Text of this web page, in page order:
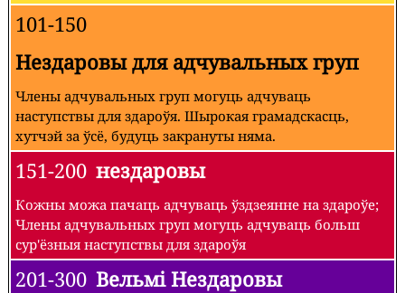
101-150
Нездаровы для адчувальных груп
Члены адчувальных груп могуць адчуваць
наступствы для здароўя. Шырокая грамадскасць,
хутчэй за ўсё, будуць закрануты няма.
151-200 нездаровы
Кожны можа пачаць адчуваць ўздзеянне на здароўе;
Члены адчувальных груп могуць адчуваць больш
сур'ёзныя наступствы для здароўя
201-300 Вельмі Нездаровы